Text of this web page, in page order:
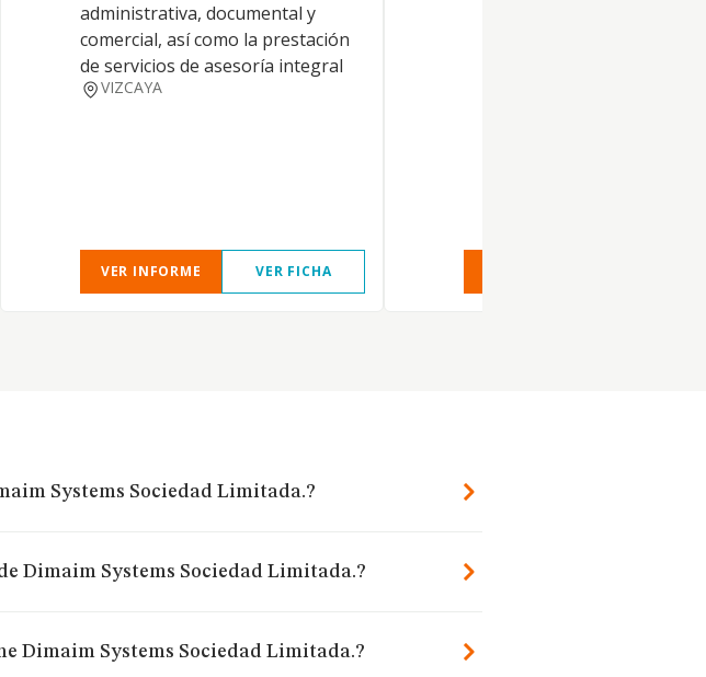
administrativa, documental y
comercial, así como la prestación
de servicios de asesoría integral
VIZCAYA
VER INFORME VER FICHA
Systems Sociedad Limitada.?
Dimaim Systems Sociedad Limitada.?
Dimaim Systems Sociedad Limitada.?